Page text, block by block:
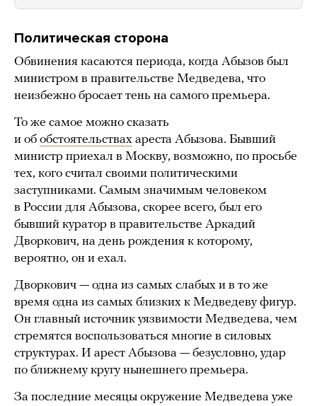
Политическая сторона
Обвинения касаются периода, когда Абызов был
министром в правительстве Медведева, что
неизбежно бросает тень на самого премьера.
То же самое можно сказать
и об обстоятельствах ареста Абызова. Бывший
министр приехал в Москву, возможно, по просьбе
тех, кого считал своими политическими
заступниками. Самым значимым человеком
в России для Абызова, скорее всего, был его
бывший куратор в правительстве Аркадий
Дворкович, на день рождения к которому,
вероятно, он и ехал.
Дворкович — одна из самых слабых и в то же
время одна из самых близких к Медведеву фигур.
Он главный источник уязвимости Медведева, чем
стремятся воспользоваться многие в силовых
структурах. И арест Абызова — безусловно, удар
по ближнему кругу нынешнего премьера.
За последние месяцы окружение Медведева уже